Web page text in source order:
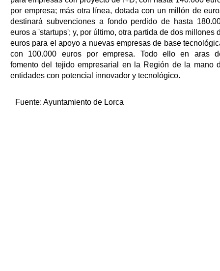
por empresa; más otra línea, dotada con un millón de
destinará subvenciones a fondo perdido de hasta
euros a 'startups'; y, por último, otra partida de dos millones
euros para el apoyo a nuevas empresas de base
con 100.000 euros por empresa. Todo ello en aras
fomento del tejido empresarial en la Región de la mano
entidades con potencial innovador y tecnológico.
Fuente: Ayuntamiento de Lorca